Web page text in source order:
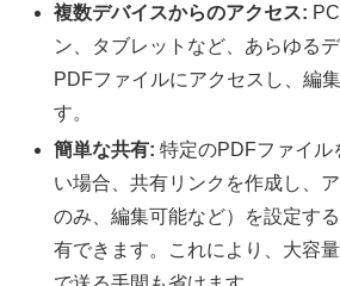
複数デバイスからのアクセス:
ン、タブレットなど、あらゆる
PDFファイルにアクセスし、編
す。
簡単な共有: 特定のPDFファイル
い場合、共有リンクを作成し、
のみ、編集可能など）を設定す
有できます。これにより、大容